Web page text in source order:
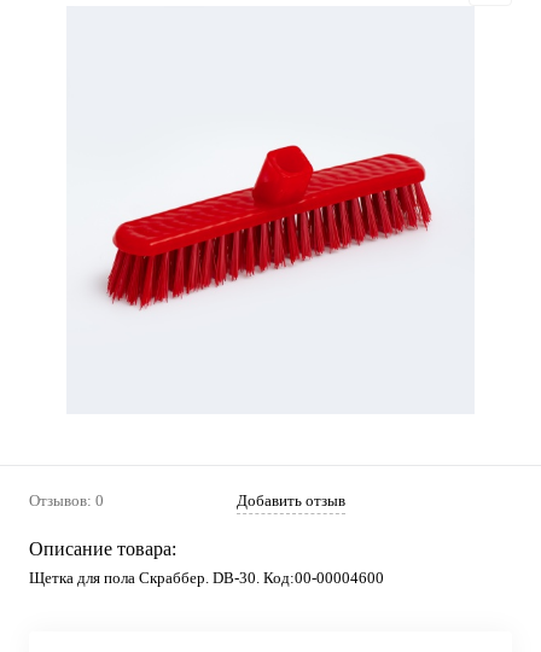
Отзывов: 0 Добавить отзыв
Описание товара:
Щетка для пола Скраббер. DB-30. Код:00-00004600